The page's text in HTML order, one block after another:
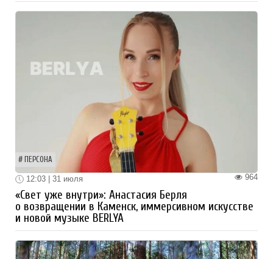
ПЕРСОНА
964
12:03 | 31 июля
«Свет уже внутри»: Анастасия Берля
о возвращении в Каменск, иммерсивном искусстве
и новой музыке BERLYA